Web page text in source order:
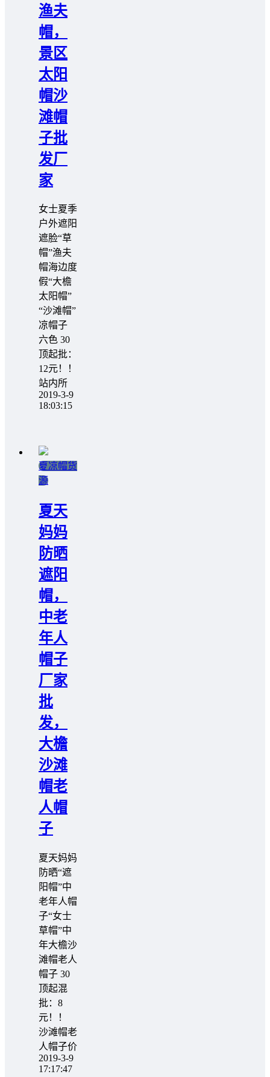
渔夫
帽，
景区
太阳
帽沙
滩帽
子批
发厂
家
女士夏季
户外遮阳
遮脸“草
帽”渔夫
帽海边度
假“大檐
太阳帽”
“沙滩帽”
凉帽子
六色 30
顶起批：
12元！！
站内所
2019-3-9
18:03:15
夏凉帽货
源
夏天
妈妈
防晒
遮阳
帽，
中老
年人
帽子
厂家
批
发，
大檐
沙滩
帽老
人帽
子
夏天妈妈
防晒“遮
阳帽”中
老年人帽
子“女士
草帽”中
年大檐沙
滩帽老人
帽子 30
顶起混
批：8
元！！
沙滩帽老
人帽子价
2019-3-9
17:17:47